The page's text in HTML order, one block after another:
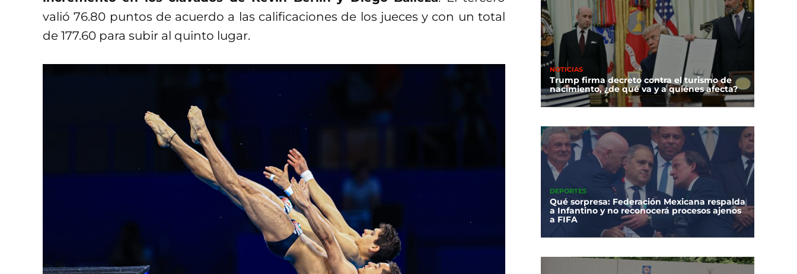
valió 76.80 puntos de acuerdo a las calificaciones de los jueces y con un total
de 177.60 para subir al quinto lugar.
NOTICIAS
Trump firma decreto contra el turismo de
nacimiento, ¿de qué va y a quiénes afecta?
DEPORTES
Qué sorpresa: Federación Mexicana respalda
a Infantino y no reconocerá procesos ajenos
a FIFA